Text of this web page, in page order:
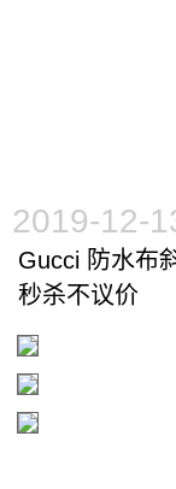
2019-12-
Gucci 防水布
秒杀不议价